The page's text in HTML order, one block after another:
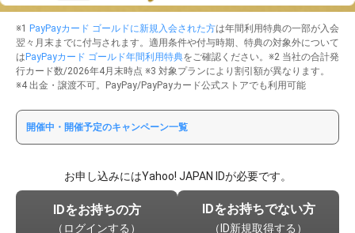
※1 PayPayカード ゴールドに新規入会された方は年間利用特典の一部が入会
翌々月末までに付与されます。適用条件や付与時期、特典の対象外について
は PayPayカード ゴールド年間利用特典をご確認ください。※2 当社の合計発
行カード数/2026年4月末時点 ※3 対象プランにより割引額が異なります。
※4 出金・譲渡不可。PayPay/PayPayカード公式ストアでも利用可能
開催中・開催予定のキャンペーン一覧
お申し込みにはYahoo! JAPAN IDが必要です。
IDをお持ちの方
（ログインする）
IDをお持ちでない方
（ID新規取得する）